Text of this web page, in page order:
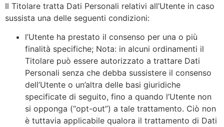
Il Titolare tratta Dati Personali relativi all’Utente in caso
sussista una delle seguenti condizioni:
l’Utente ha prestato il consenso per una o più
finalità specifiche; Nota: in alcuni ordinamenti il
Titolare può essere autorizzato a trattare Dati
Personali senza che debba sussistere il consenso
dell’Utente o un’altra delle basi giuridiche
specificate di seguito, fino a quando l’Utente non
si opponga (“opt-out”) a tale trattamento. Ciò non
è tuttavia applicabile qualora il trattamento di Dati